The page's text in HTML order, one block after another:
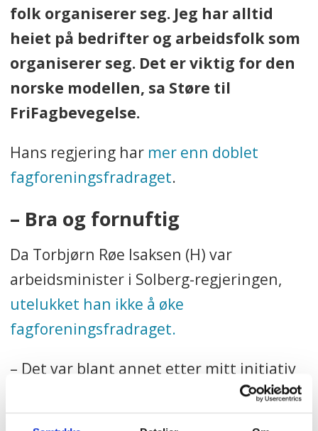
folk organiserer seg. Jeg har alltid
heiet på bedrifter og arbeidsfolk som
organiserer seg. Det er viktig for den
norske modellen, sa Støre til
FriFagbevegelse.
Hans regjering har mer enn doblet
fagforeningsfradraget.
– Bra og fornuftig
Da Torbjørn Røe Isaksen (H) var
arbeidsminister i Solberg-regjeringen,
utelukket han ikke å øke
fagforeningsfradraget.
– Det var blant annet etter mitt initiativ
at Høyre i 2013 programfestet at vi skulle
beholde fagforeningsfradraget. Før det